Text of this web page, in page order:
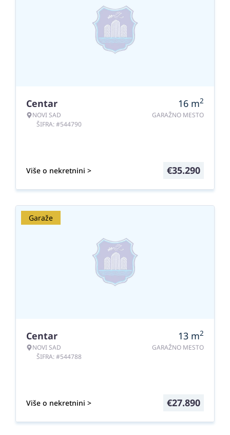
Centar
NOVI SAD
ŠIFRA: #544790
16 m2
GARAŽNO MESTO
Više o nekretnini > €35.290
Garaže
Centar
NOVI SAD
ŠIFRA: #544788
13 m2
GARAŽNO MESTO
Više o nekretnini > €27.890